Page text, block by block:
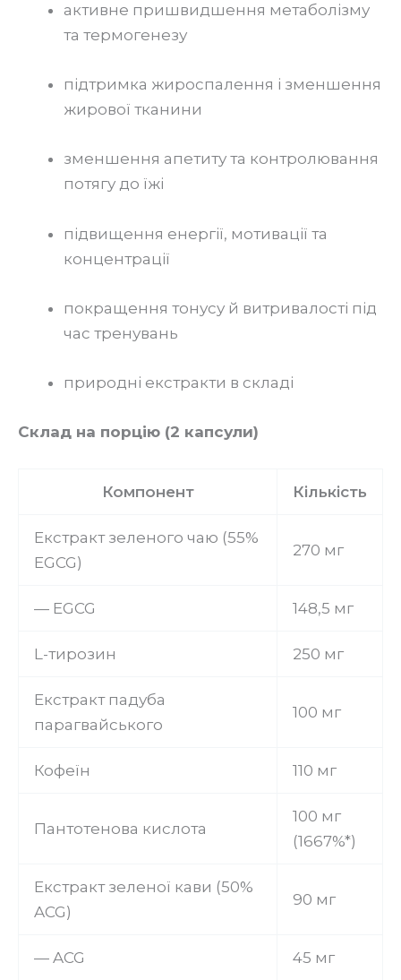
активне пришвидшення метаболізму
та термогенезу
підтримка жироспалення і зменшення
жирової тканини
зменшення апетиту та контролювання
потягу до їжі
підвищення енергії, мотивації та
концентрації
покращення тонусу й витривалості під
час тренувань
природні екстракти в складі
Склад на порцію (2 капсули)
Компонент Кількість
Екстракт зеленого чаю (55%
EGCG)
270 мг
— EGCG 148,5 мг
L-тирозин 250 мг
Екстракт падуба
парагвайського
100 мг
Кофеїн 110 мг
Пантотенова кислота
100 мг
(1667%*)
Екстракт зеленої кави (50%
ACG)
90 мг
— ACG 45 мг